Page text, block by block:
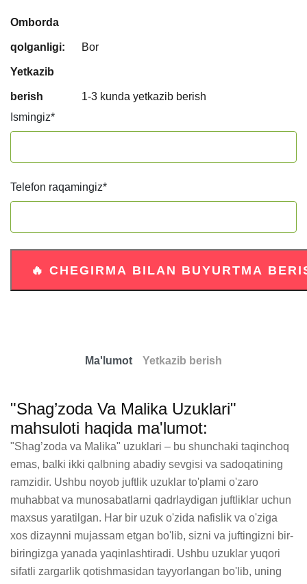
Omborda
qolganligi: Bor
Yetkazib
berish
1-3 kunda yetkazib berish
Ismingiz*
Telefon raqamingiz*
Ma'lumot Yetkazib berish
"Shag’zoda Va Malika Uzuklari"
mahsuloti haqida ma'lumot:
"Shag’zoda va Malika" uzuklari – bu shunchaki taqinchoq
emas, balki ikki qalbning abadiy sevgisi va sadoqatining
ramzidir. Ushbu noyob juftlik uzuklar to'plami o'zaro
muhabbat va munosabatlarni qadrlaydigan juftliklar uchun
maxsus yaratilgan. Har bir uzuk o'zida nafislik va o'ziga
xos dizaynni mujassam etgan bo'lib, sizni va juftingizni bir-
biringizga yanada yaqinlashtiradi. Ushbu uzuklar yuqori
sifatli zargarlik qotishmasidan tayyorlangan bo'lib, uning